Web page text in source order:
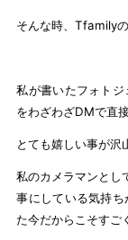
そんな時、Tfamily
私が書いたフォト
をわざわざDMで直
とても嬉しい事が沢
私のカメラマンと
事にしている気持
た今だからこそすご